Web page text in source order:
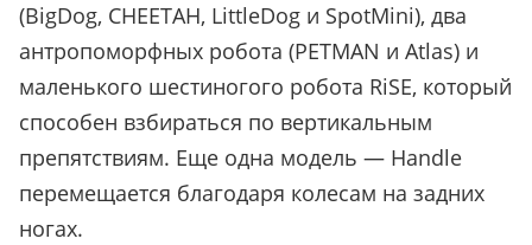
(BigDog, CHEETAH, LittleDog и SpotMini), два
антропоморфных робота (PETMAN и Atlas) и
маленького шестиногого робота RiSE, который
способен взбираться по вертикальным
препятствиям. Еще одна модель — Handle
перемещается благодаря колесам на задних
ногах.